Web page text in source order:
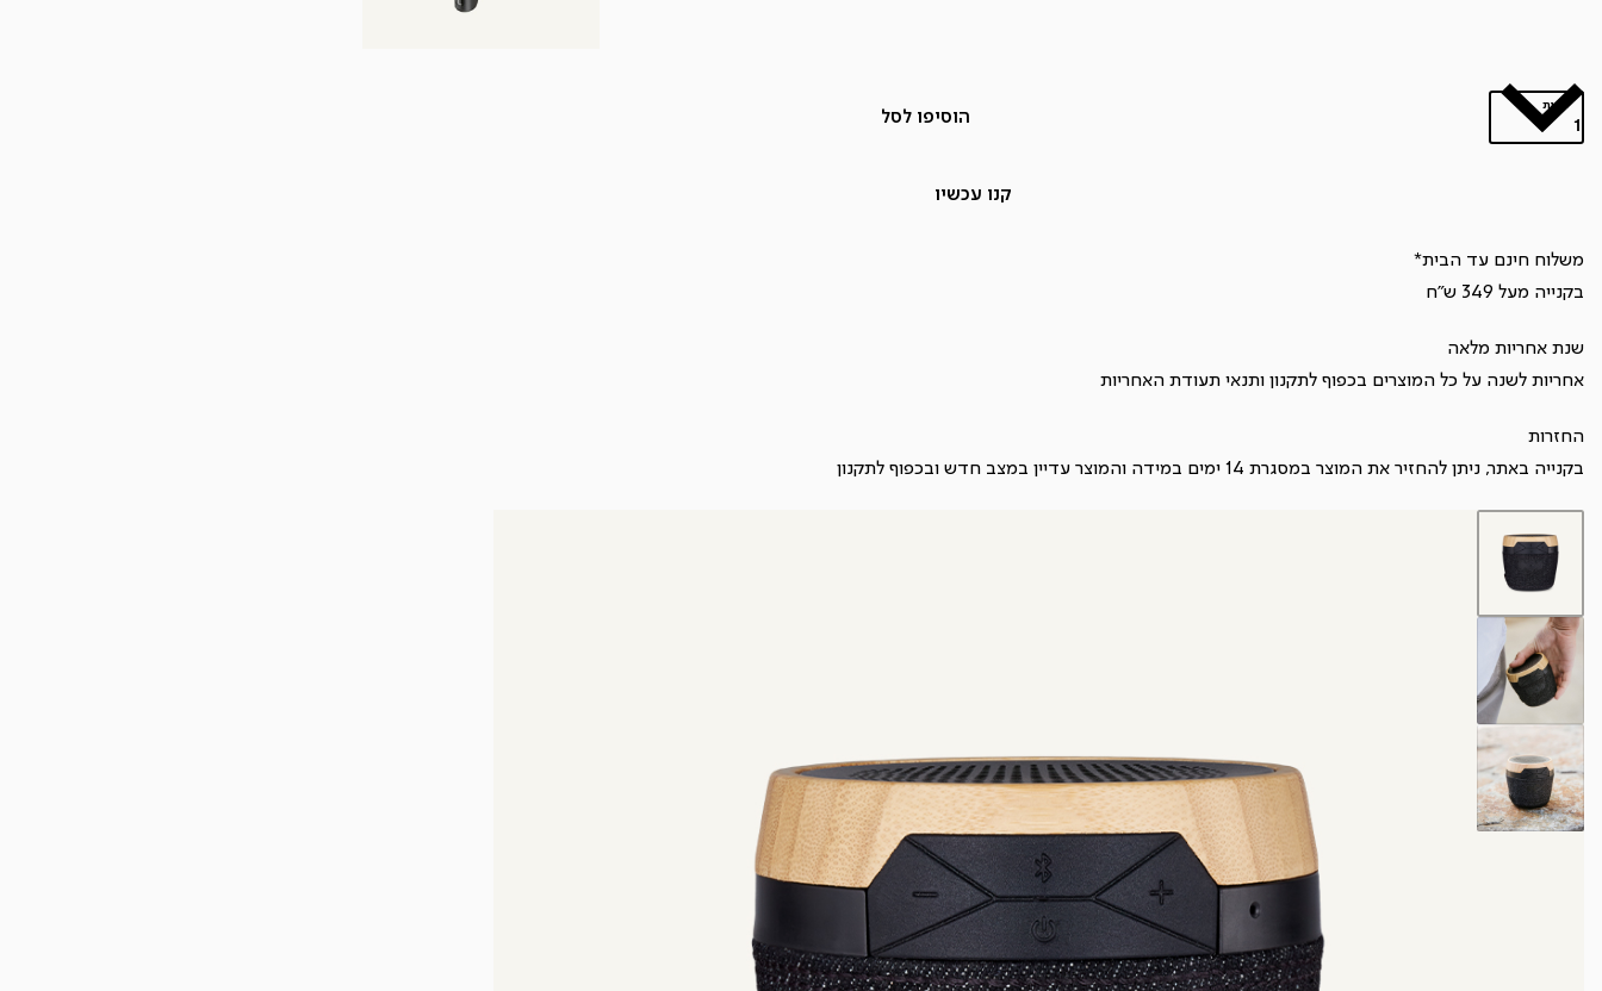
כמות
נייד
CHANT
BT
שחור
הוסיפו לסל
קנו עכשיו
משלוח חינם עד הבית*
בקנייה מעל 349 ש"ח
שנת אחריות מלאה
אחריות לשנה על כל המוצרים בכפוף לתקנון ותנאי תעודת האחריות
החזרות
בקנייה באתר, ניתן להחזיר את המוצר במסגרת 14 ימים במידה והמוצר עדיין במצב חדש ובכפוף ל
תקנון